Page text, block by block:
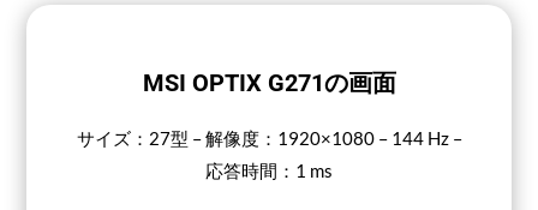
MSI OPTIX G271の画面
サイズ：27型 – 解像度：1920×1080 – 144 Hz –
応答時間：1 ms